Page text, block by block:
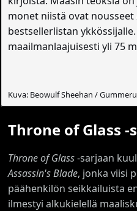
monet niistä ovat nousseet
bestsellerlistan
maailmanlaajuisesti yli 75
Kuva: Beowulf Sheehan /
Throne of Glass -
Throne of Glass-sarjaan
Assassin's Blade, jonka viisi
päähenkilön seikkailuista
ilmestyi alkukielellä